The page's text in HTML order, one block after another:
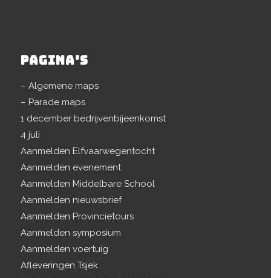
PAGINA’S
– Algemene maps
– Parade maps
1 december bedrijvenbijeenkomst
4 juli
Aanmelden Elfvaarwegentocht
Aanmelden evenement
Aanmelden Middelbare School
Aanmelden nieuwsbrief
Aanmelden Provincietours
Aanmelden symposium
Aanmelden voertuig
Afleveringen Tsjek